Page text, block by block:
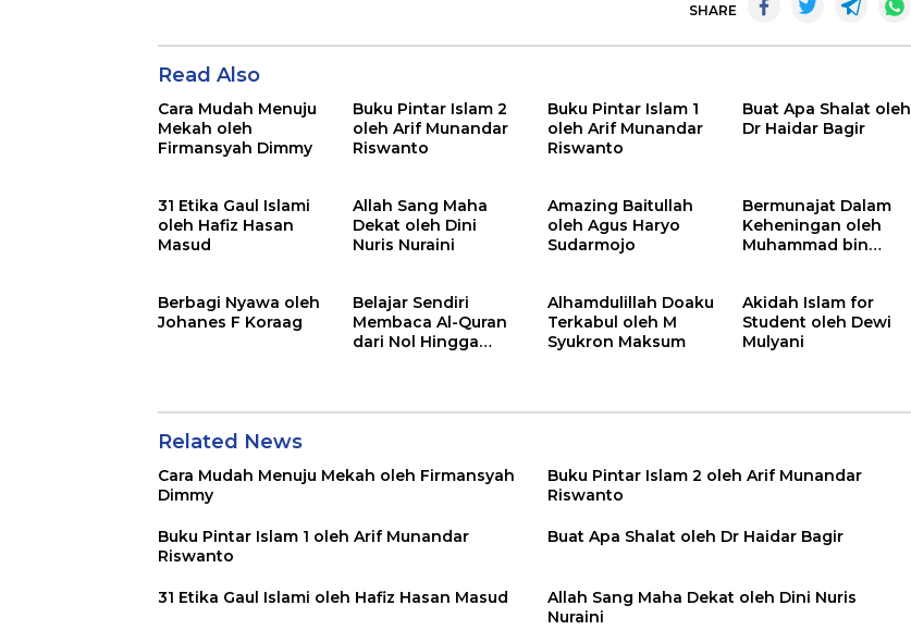
SHARE
Read Also
Cara Mudah Menuju
Mekah oleh
Firmansyah Dimmy
Buku Pintar Islam 2
oleh Arif Munandar
Riswanto
Buku Pintar Islam 1
oleh Arif Munandar
Riswanto
Buat Apa Shalat oleh
Dr Haidar Bagir
31 Etika Gaul Islami
oleh Hafiz Hasan
Masud
Allah Sang Maha
Dekat oleh Dini
Nuris Nuraini
Amazing Baitullah
oleh Agus Haryo
Sudarmojo
Bermunajat Dalam
Keheningan oleh
Muhammad bin
Berbagi Nyawa oleh
Johanes F Koraag
Belajar Sendiri
Membaca Al-Quran
dari Nol Hingga
Alhamdulillah Doaku
Terkabul oleh M
Syukron Maksum
Akidah Islam for
Student oleh Dewi
Mulyani
Related News
Cara Mudah Menuju Mekah oleh Firmansyah
Dimmy
Buku Pintar Islam 2 oleh Arif Munandar
Riswanto
Buku Pintar Islam 1 oleh Arif Munandar
Riswanto
Buat Apa Shalat oleh Dr Haidar Bagir
31 Etika Gaul Islami oleh Hafiz Hasan Masud
Allah Sang Maha Dekat oleh Dini Nuris
Nuraini